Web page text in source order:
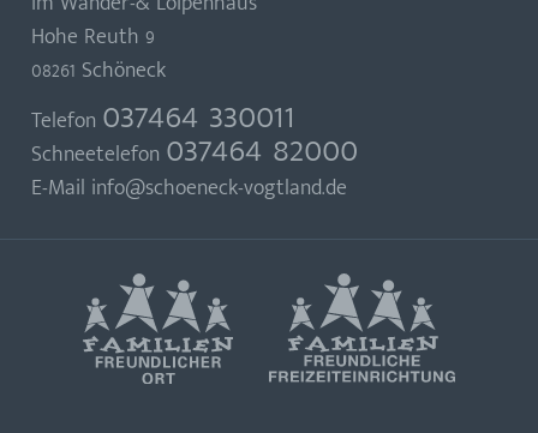
Hohe Reuth 9
08261 Schöneck
Telefon 037464 330011
Schneetelefon 037464 82000
E-Mail info@schoeneck-vogtland.de